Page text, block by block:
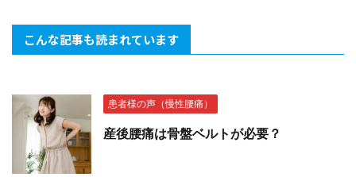
こんな記事も読まれています
患者様の声（慢性腰痛）
産後腰痛は骨盤ベルトが必要？